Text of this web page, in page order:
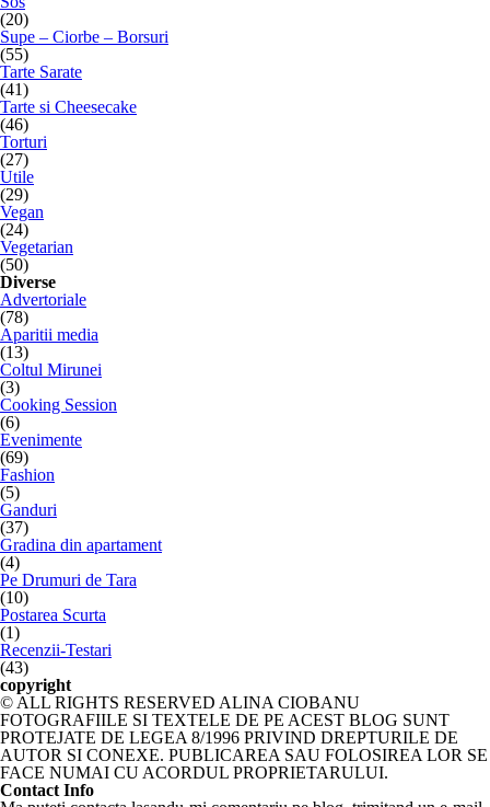
(20)
Supe – Ciorbe – Borsuri
(55)
Tarte Sarate
(41)
Tarte si Cheesecake
(46)
Torturi
(27)
Utile
(29)
Vegan
(24)
Vegetarian
(50)
Diverse
Advertoriale
(78)
Aparitii media
(13)
Coltul Mirunei
(3)
Cooking Session
(6)
Evenimente
(69)
Fashion
(5)
Ganduri
(37)
Gradina din apartament
(4)
Pe Drumuri de Tara
(10)
Postarea Scurta
(1)
Recenzii-Testari
(43)
copyright
© ALL RIGHTS RESERVED ALINA CIOBANU
FOTOGRAFIILE SI TEXTELE DE PE ACEST BLOG SUNT
PROTEJATE DE LEGEA 8/1996 PRIVIND DREPTURILE DE
AUTOR SI CONEXE. PUBLICAREA SAU FOLOSIREA LOR SE
FACE NUMAI CU ACORDUL PROPRIETARULUI.
Contact Info